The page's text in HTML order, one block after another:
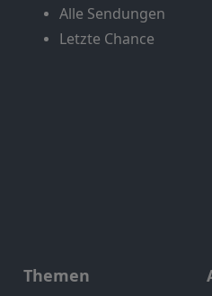
Alle Sendungen
Letzte Chance
Themen